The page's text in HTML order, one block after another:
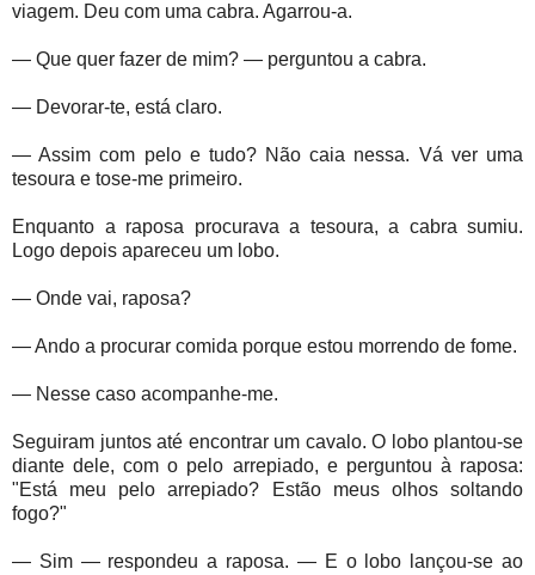
viagem. Deu com uma cabra. Agarrou-a.
— Que quer fazer de mim? — perguntou a cabra.
— Devorar-te, está claro.
— Assim com pelo e tudo? Não caia nessa. Vá ver uma
tesoura e tose-me primeiro.
Enquanto a raposa procurava a tesoura, a cabra sumiu.
Logo depois apareceu um lobo.
— Onde vai, raposa?
— Ando a procurar comida porque estou morrendo de fome.
— Nesse caso acompanhe-me.
Seguiram juntos até encontrar um cavalo. O lobo plantou-se
diante dele, com o pelo arrepiado, e perguntou à raposa:
"Está meu pelo arrepiado? Estão meus olhos soltando
fogo?"
— Sim — respondeu a raposa. — E o lobo lançou-se ao